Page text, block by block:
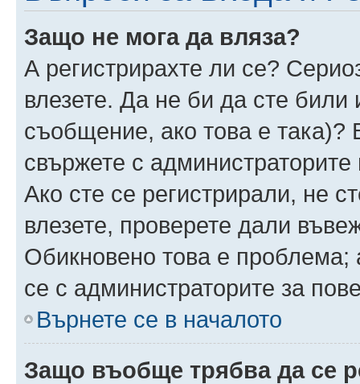
Защо не мога да вляза?
А регистрирахте ли се?
влезете. Да не би да сте
съобщение, ако това е така)?
свържете с
Ако сте се регистрирали, не
влезете, проверете дали
Обикновено това е проблема;
се с администраторите за
Върнете се в началото
Защо въобще трябва да се